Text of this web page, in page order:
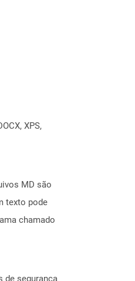
XPS,
MD são
texto pode
chamado
de segurança